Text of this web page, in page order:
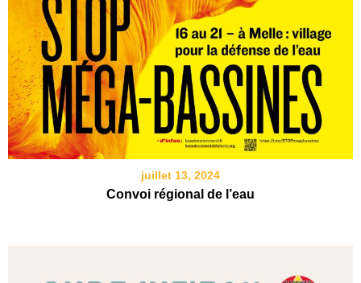
juillet 13, 2024
Convoi régional de l’eau